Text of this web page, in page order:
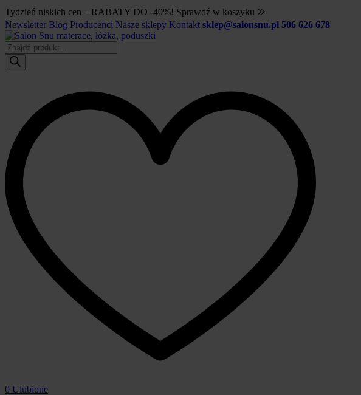
Tydzień niskich cen – RABATY DO -40%! Sprawdź w koszyku ⨠
Newsletter Blog Producenci Nasze sklepy Kontakt sklep@salonsnu.pl 506 626 678
Wyszukiwarka
produktów
0 Ulubione